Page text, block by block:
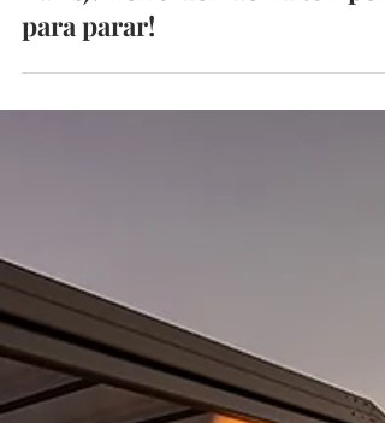
Paris): No verão não há tempo
para parar!